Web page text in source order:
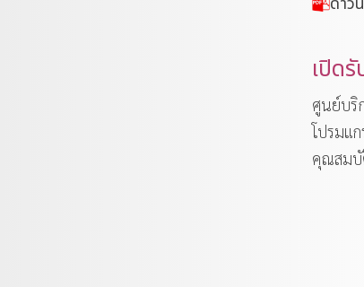
เปิด
ศูนย์บริ
โปรมแ
คุณสมบั